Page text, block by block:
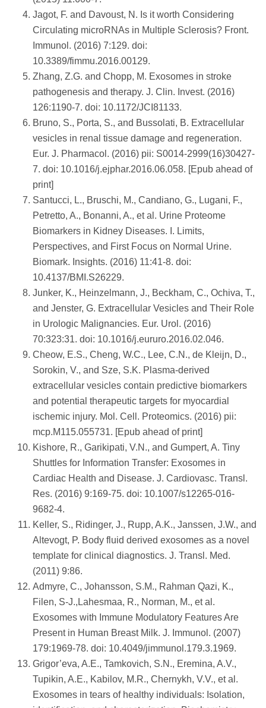
Jagot, F. and Davoust, N. Is it worth Considering
Circulating microRNAs in Multiple Sclerosis? Front.
Immunol. (2016) 7:129. doi:
10.3389/fimmu.2016.00129.
Zhang, Z.G. and Chopp, M. Exosomes in stroke
pathogenesis and therapy. J. Clin. Invest. (2016)
126:1190-7. doi: 10.1172/JCI81133.
Bruno, S., Porta, S., and Bussolati, B. Extracellular
vesicles in renal tissue damage and regeneration.
Eur. J. Pharmacol. (2016) pii: S0014-2999(16)30427-
7. doi: 10.1016/j.ejphar.2016.06.058. [Epub ahead of
print]
Santucci, L., Bruschi, M., Candiano, G., Lugani, F.,
Petretto, A., Bonanni, A., et al. Urine Proteome
Biomarkers in Kidney Diseases. I. Limits,
Perspectives, and First Focus on Normal Urine.
Biomark. Insights. (2016) 11:41-8. doi:
10.4137/BMI.S26229.
Junker, K., Heinzelmann, J., Beckham, C., Ochiva, T.,
and Jenster, G. Extracellular Vesicles and Their Role
in Urologic Malignancies. Eur. Urol. (2016)
70:323:31. doi: 10.1016/j.eururo.2016.02.046.
Cheow, E.S., Cheng, W.C., Lee, C.N., de Kleijn, D.,
Sorokin, V., and Sze, S.K. Plasma-derived
extracellular vesicles contain predictive biomarkers
and potential therapeutic targets for myocardial
ischemic injury. Mol. Cell. Proteomics. (2016) pii:
mcp.M115.055731. [Epub ahead of print]
Kishore, R., Garikipati, V.N., and Gumpert, A. Tiny
Shuttles for Information Transfer: Exosomes in
Cardiac Health and Disease. J. Cardiovasc. Transl.
Res. (2016) 9:169-75. doi: 10.1007/s12265-016-
9682-4.
Keller, S., Ridinger, J., Rupp, A.K., Janssen, J.W., and
Altevogt, P. Body fluid derived exosomes as a novel
template for clinical diagnostics. J. Transl. Med.
(2011) 9:86.
Admyre, C., Johansson, S.M., Rahman Qazi, K.,
Filen, S-J.,Lahesmaa, R., Norman, M., et al.
Exosomes with Immune Modulatory Features Are
Present in Human Breast Milk. J. Immunol. (2007)
179:1969-78. doi: 10.4049/jimmunol.179.3.1969.
Grigor’eva, A.E., Tamkovich, S.N., Eremina, A.V.,
Tupikin, A.E., Kabilov, M.R., Chernykh, V.V., et al.
Exosomes in tears of healthy individuals: Isolation,